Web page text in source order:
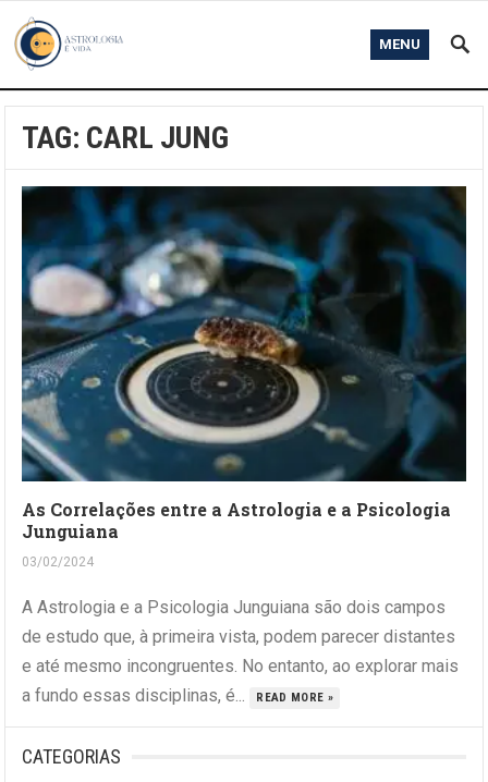
MENU
TAG: CARL JUNG
As Correlações entre a Astrologia e a Psicologia
Junguiana
03/02/2024
A Astrologia e a Psicologia Junguiana são dois campos
de estudo que, à primeira vista, podem parecer distantes
e até mesmo incongruentes. No entanto, ao explorar mais
a fundo essas disciplinas, é...
READ MORE »
CATEGORIAS